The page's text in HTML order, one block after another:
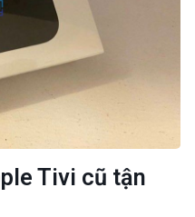
Tivi cũ tận